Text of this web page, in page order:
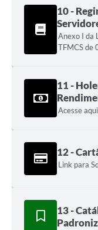
10 -
Anexo I da
TFMCS
11 -
Acesse
12 -
Link para
13 -